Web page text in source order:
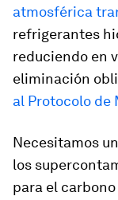
atmosférica
refrigerantes
reduciendo en
eliminación
al Protocolo de
Necesitamos
los
para el